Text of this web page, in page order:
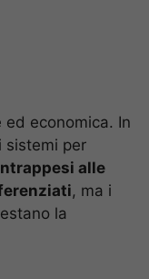
economica. In
sistemi per
alle
, ma i
la